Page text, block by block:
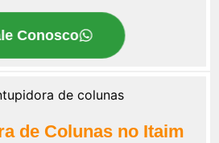
Conosco
de Colunas no Itaim